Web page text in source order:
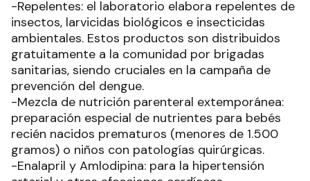
-Repelentes: el laboratorio elabora repelentes de
insectos, larvicidas biológicos e insecticidas
ambientales. Estos productos son distribuidos
gratuitamente a la comunidad por brigadas
sanitarias, siendo cruciales en la campaña de
prevención del dengue.
-Mezcla de nutrición parenteral extemporánea:
preparación especial de nutrientes para bebés
recién nacidos prematuros (menores de 1.500
gramos) o niños con patologías quirúrgicas.
-Enalapril y Amlodipina: para la hipertensión